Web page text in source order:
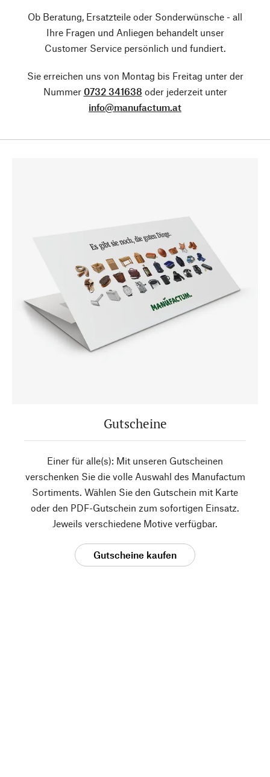
Ob Beratung, Ersatzteile oder Sonderwünsche - all
Ihre Fragen und Anliegen behandelt unser
Customer Service persönlich und fundiert.
Sie erreichen uns von Montag bis Freitag unter der
Nummer 0732 341638 oder jederzeit unter
info@manufactum.at
Gutscheine
Einer für alle(s): Mit unseren Gutscheinen
verschenken Sie die volle Auswahl des Manufactum
Sortiments. Wählen Sie den Gutschein mit Karte
oder den PDF-Gutschein zum sofortigen Einsatz.
Jeweils verschiedene Motive verfügbar.
Gutscheine kaufen